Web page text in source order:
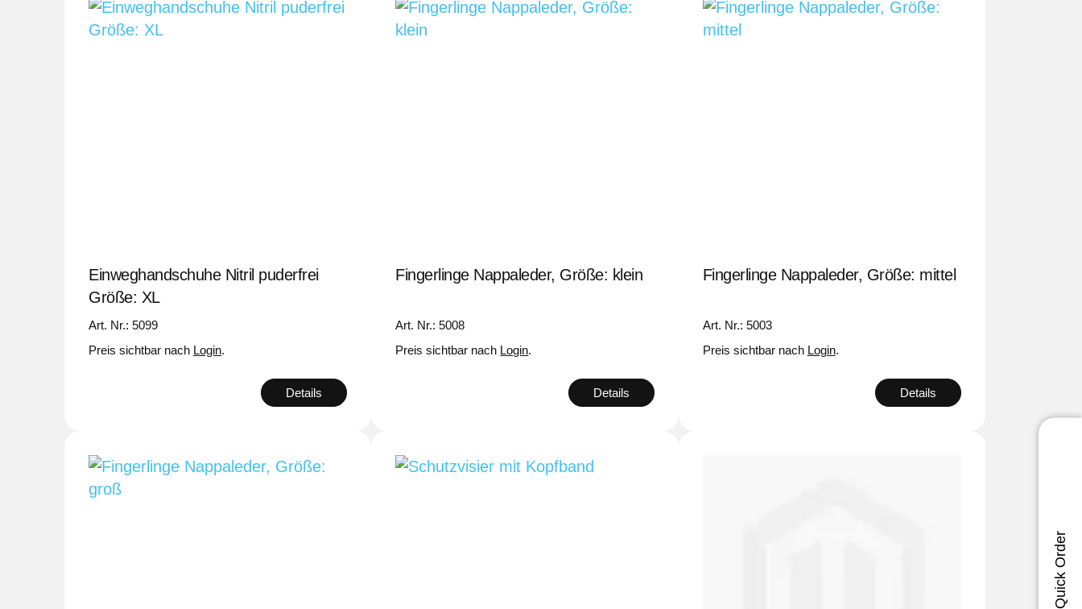
Einweghandschuhe Nitril puderfrei
Größe: XL
Art. Nr.: 5099
Preis sichtbar nach Login.
Details
Fingerlinge Nappaleder, Größe: klein
Art. Nr.: 5008
Preis sichtbar nach Login.
Details
Fingerlinge Nappaleder, Größe: mittel
Art. Nr.: 5003
Preis sichtbar nach Login.
Details
Quick Order